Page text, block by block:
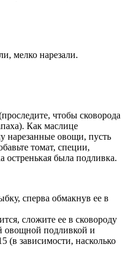
мелко нарезали.
чтобы сковорода
Как маслице
нарезанные овощи, пусть
томат, специи,
остренькая была подливка.
сперва обмакнув ее в
сложите ее в сковороду
овощной подливкой и
(в зависимости, насколько